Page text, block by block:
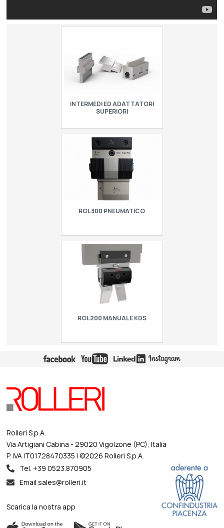
INTERMEDI ED ADATTATORI
SUPERIORI
possono essere fissi o con il cuneo di
regolazione attraverso il cuneo
centrale. In questo modo è possibile
regol…
ROL300 PNEUMATICO
bloccaggio pneumatico rapido per
punzoni modello europeo R1. Il rilascio
e l’allineamento degli utensili
risultano e…
ROL200 MANUALE KDS
doppia staffa (frontale e posteriore) per
utensili tipo R1, lunghezza 150 mm.
Rolleri S.p.A.
Via Artigiani Cabina - 29020 Vigolzone (PC), Italia
P. IVA IT01728470335 | ©2026 Rolleri S.p.A.
Tel. +39 0523.870905
Email sales@rolleri.it
Scarica la nostra app